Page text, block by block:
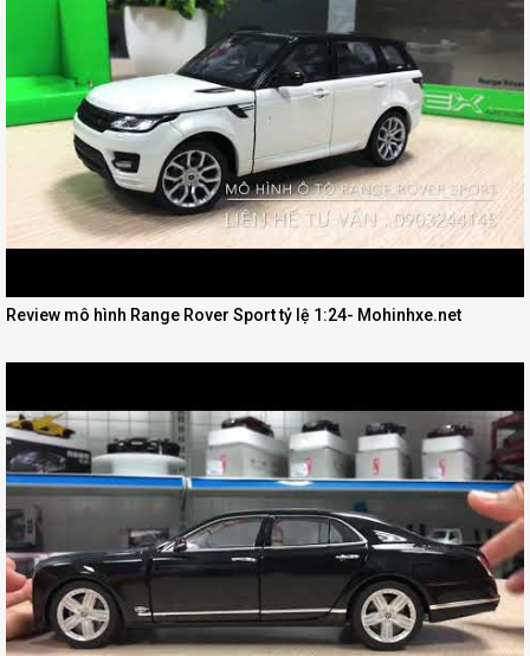
Review mô hình Range Rover Sport tỷ lệ 1:24- Mohinhxe.net